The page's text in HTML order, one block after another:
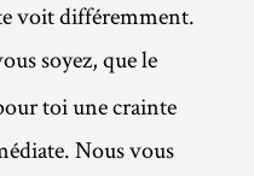
voit différemment.
soyez, que le
toi une crainte
Nous vous